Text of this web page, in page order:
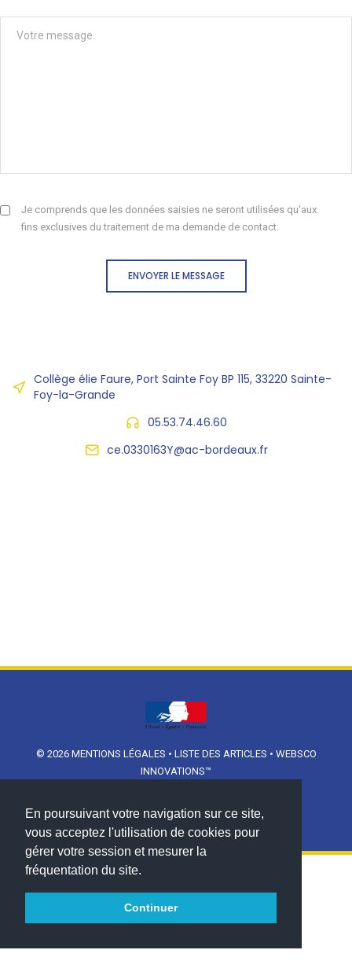
En poursuivant votre navigation sur ce site,
vous acceptez l'utilisation de cookies pour
gérer votre session et mesurer la
fréquentation du site.
Continuer
Je comprends que les données saisies ne seront utilisées qu'aux
fins exclusives du traitement de ma demande de contact.
ENVOYER LE MESSAGE
Collège élie Faure, Port Sainte Foy BP 115, 33220 Sainte-
Foy-la-Grande
05.53.74.46.60
ce.0330163Y@ac-bordeaux.fr
© 2026 MENTIONS LÉGALES • LISTE DES ARTICLES • WEBSCO
INNOVATIONS™